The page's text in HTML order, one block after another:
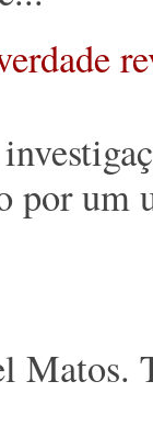
um
Matos.